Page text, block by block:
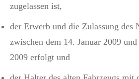
zugelassen ist,
der Erwerb und die Zulassung des
zwischen dem 14. Januar 2009
2009 erfolgt und